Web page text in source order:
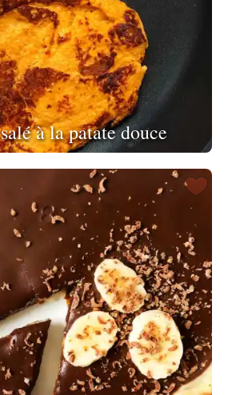
à la patate douce